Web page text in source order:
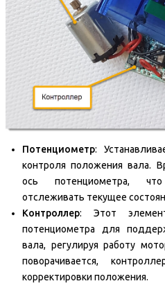
Потенциометр:
контроля положения вала.
ось потенциометра,
отслеживать текущее
Контроллер: Этот
потенциометра для
вала, регулируя работу
поворачивается,
корректировки положения.